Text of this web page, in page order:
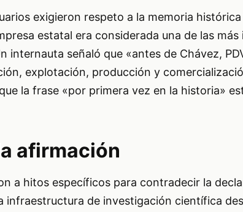
exigieron respeto a la memoria
estatal era considerada una de las
internauta señaló que «antes de Chávez,
explotación, producción y
la frase «por primera vez en la historia»
afirmación
a hitos específicos para contradecir la
infraestructura de investigación científica